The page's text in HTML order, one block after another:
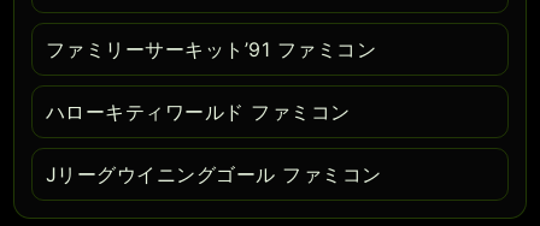
ファミリーサーキット’91 ファミコン
ハローキティワールド ファミコン
Jリーグウイニングゴール ファミコン